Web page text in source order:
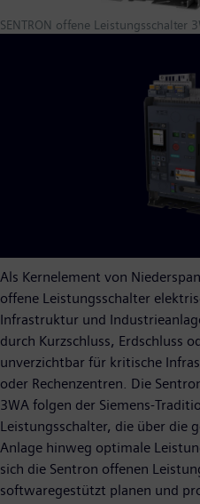
SENTRON offene Leistungsschalter
Als Kernelement von
offene Leistungsschalter
Infrastruktur und
durch Kurzschluss, Erdschluss
unverzichtbar für kritische
oder Rechenzentren. Die
3WA folgen der Siemens-
Leistungsschalter, die über die
Anlage hinweg optimale
sich die Sentron offenen
softwaregestützt planen und